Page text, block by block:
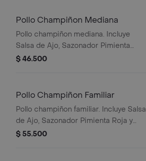
Pollo Champiñon Mediana
Pollo champiñon mediana. Incluye
Salsa de Ajo, Sazonador Pimienta
Roja y Pepperoncini.
$ 46.500
Pollo Champiñon Familiar
Pollo champiñon familiar. Incluye Salsa
de Ajo, Sazonador Pimienta Roja y
Pepperoncini.
$ 55.500